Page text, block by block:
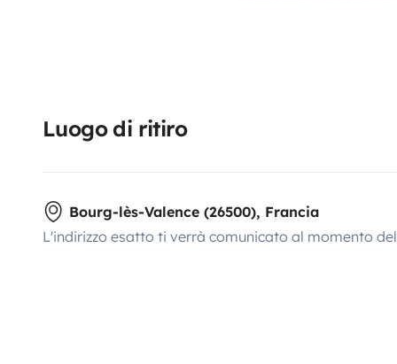
Luogo di ritiro
Bourg-lès-Valence (26500), Francia
L'indirizzo esatto ti verrà comunicato al momento